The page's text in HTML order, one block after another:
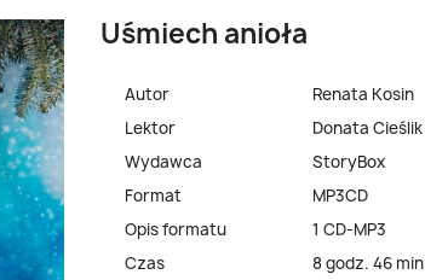
Uśmiech anioła
Autor
Renata Kosin
Lektor
Donata Cieślik
Wydawca
StoryBox
Format
MP3CD
Opis formatu
1 CD-MP3
Czas
8 godz. 46 min